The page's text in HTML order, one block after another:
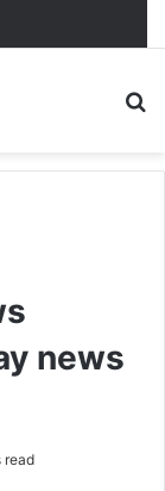
news
read